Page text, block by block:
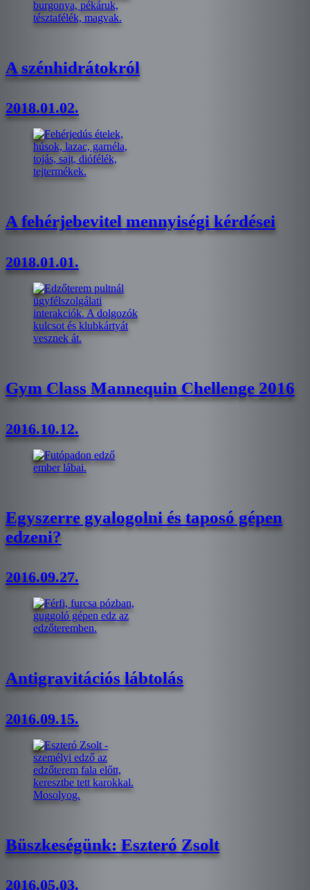
A szénhidrátokról
2018.01.02.
A fehérjebevitel mennyiségi kérdései
2018.01.01.
Gym Class Mannequin Chellenge 2016
2016.10.12.
Egyszerre gyalogolni és taposó gépen
edzeni?
2016.09.27.
Antigravitációs lábtolás
2016.09.15.
Büszkeségünk: Eszteró Zsolt
2016.05.03.